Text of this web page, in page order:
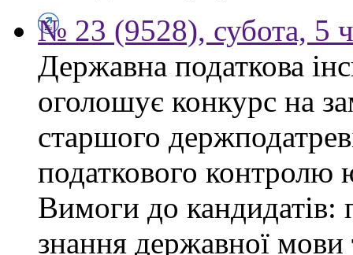
№ 23 (9528), субота, 5
Державна податкова
оголошує конкурс на
старшого
податкового контролю
Вимоги до кандидатів:
знання державної